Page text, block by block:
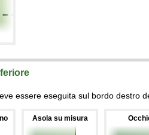
essere eseguita sul bordo destro
Asola su misura